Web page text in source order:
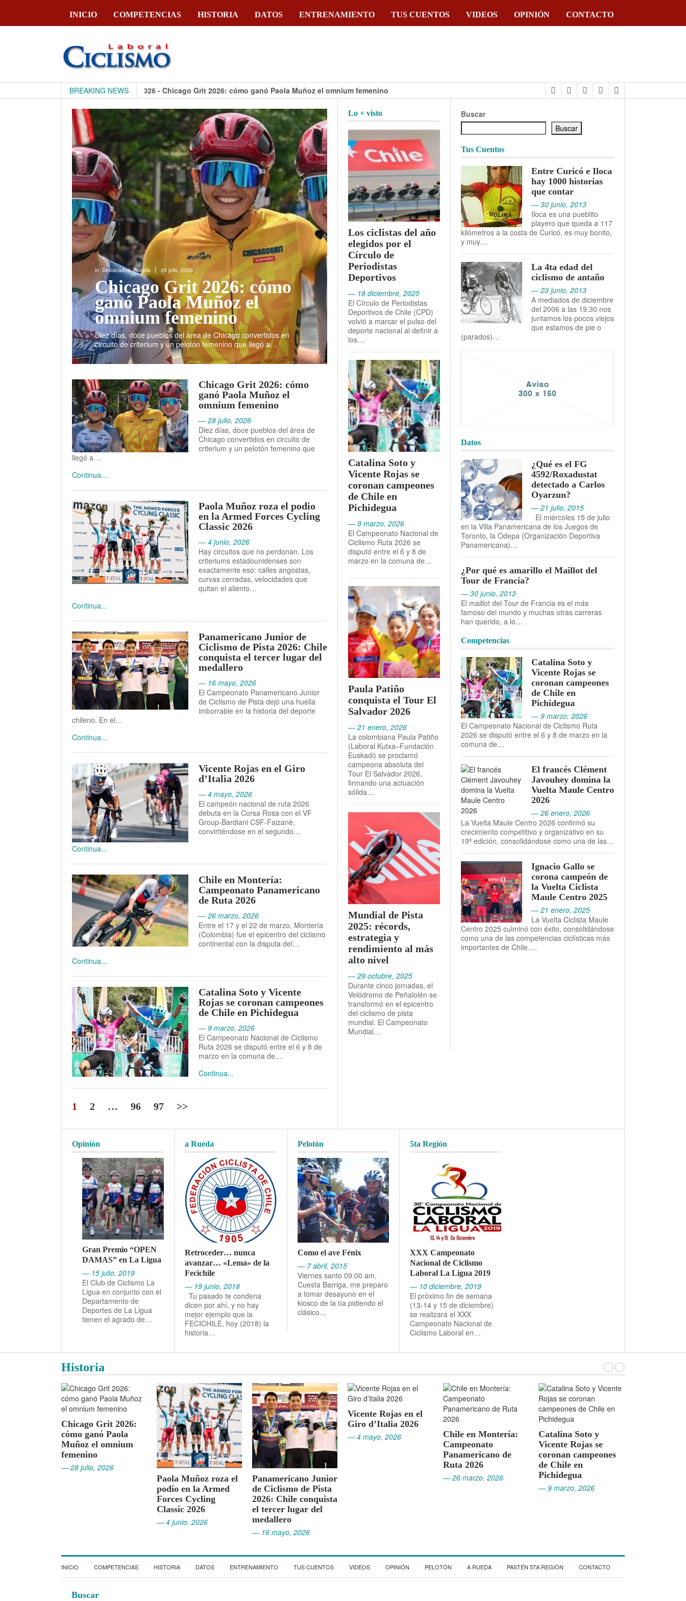
INICIO COMPETENCIAS HISTORIA DATOS ENTRENAMIENTO TUS CUENTOS VIDEOS OPINIÓN CONTACTO
CiclismoLaboral
BREAKING NEWS
28 julio, 2026 - Chicago Grit 2026: cómo ganó Paola Muñoz el omnium femenino 4 junio, 2026 -
in: Destacados,Historia | 28 julio, 2026
Chicago Grit 2026: cómo
ganó Paola Muñoz el
omnium femenino
Diez días, doce pueblos del área de Chicago convertidos en
circuito de criterium y un pelotón femenino que llegó a…
Chicago Grit 2026: cómo
ganó Paola Muñoz el
omnium femenino
— 28 julio, 2026
Diez días, doce pueblos del área de
Chicago convertidos en circuito de
criterium y un pelotón femenino que
llegó a…
Continua...
Paola Muñoz roza el podio
en la Armed Forces Cycling
Classic 2026
— 4 junio, 2026
Hay circuitos que no perdonan. Los
criteriums estadounidenses son
exactamente eso: calles angostas,
curvas cerradas, velocidades que
quitan el aliento…
Continua...
Panamericano Junior de
Ciclismo de Pista 2026: Chile
conquista el tercer lugar del
medallero
— 16 mayo, 2026
El Campeonato Panamericano Junior
de Ciclismo de Pista dejó una huella
imborrable en la historia del deporte
chileno. En el…
Continua...
Vicente Rojas en el Giro
d’Italia 2026
— 4 mayo, 2026
El campeón nacional de ruta 2026
debuta en la Corsa Rosa con el VF
Group-Bardiani CSF-Faizanè,
convirtiéndose en el segundo…
Continua...
Chile en Montería:
Campeonato Panamericano
de Ruta 2026
— 26 marzo, 2026
Entre el 17 y el 22 de marzo, Montería
(Colombia) fue el epicentro del ciclismo
continental con la disputa del…
Continua...
Catalina Soto y Vicente
Rojas se coronan campeones
de Chile en Pichidegua
— 9 marzo, 2026
El Campeonato Nacional de Ciclismo
Ruta 2026 se disputó entre el 6 y 8 de
marzo en la comuna de…
Continua...
1 2 … 96 97 >>
Lo + visto
Los ciclistas del año
elegidos por el
Círculo de
Periodistas
Deportivos
— 18 diciembre, 2025
El Círculo de Periodistas
Deportivos de Chile (CPD)
volvió a marcar el pulso del
deporte nacional al definir a
los…
Catalina Soto y
Vicente Rojas se
coronan campeones
de Chile en
Pichidegua
— 9 marzo, 2026
El Campeonato Nacional de
Ciclismo Ruta 2026 se
disputó entre el 6 y 8 de
marzo en la comuna de…
Paula Patiño
conquista el Tour El
Salvador 2026
— 21 enero, 2026
La colombiana Paula Patiño
(Laboral Kutxa–Fundación
Euskadi) se proclamó
campeona absoluta del
Tour El Salvador 2026,
firmando una actuación
sólida…
Mundial de Pista
2025: récords,
estrategia y
rendimiento al más
alto nivel
— 29 octubre, 2025
Durante cinco jornadas, el
Velódromo de Peñalolén se
transformó en el epicentro
del ciclismo de pista
mundial. El Campeonato
Mundial…
Buscar
Buscar
Tus Cuentos
Entre Curicó e Iloca
hay 1000 historias
que contar
— 30 junio, 2013
Iloca es una pueblito
playero que queda a 117
kilómetros a la costa de Curicó, es muy bonito,
y muy…
La 4ta edad del
ciclismo de antaño
— 23 junio, 2013
A mediados de diciembre
del 2006 a las 19.30 nos
juntamos los pocos viejos
que estamos de pie o
(parados)…
Datos
¿Qué es el FG
4592/Roxadustat
detectado a Carlos
Oyarzun?
— 21 julio, 2015
El miércoles 15 de julio
en la Villa Panamericana de los Juegos de
Toronto, la Odepa (Organización Deportiva
Panamericana)…
¿Por qué es amarillo el Maillot del
Tour de Francia?
— 30 junio, 2013
El maillot del Tour de Francia es el más
famoso del mundo y muchas otras carreras
han querido, a lo…
Competencias
Catalina Soto y
Vicente Rojas se
coronan campeones
de Chile en
Pichidegua
— 9 marzo, 2026
El Campeonato Nacional de Ciclismo Ruta
2026 se disputó entre el 6 y 8 de marzo en la
comuna de…
El francés Clément
Javouhey domina la
Vuelta Maule Centro
2026
— 26 enero, 2026
La Vuelta Maule Centro 2026 confirmó su
crecimiento competitivo y organizativo en su
19ª edición, consolidándose como una de las…
Ignacio Gallo se
corona campeón de
la Vuelta Ciclista
Maule Centro 2025
— 21 enero, 2025
La Vuelta Ciclista Maule
Centro 2025 culminó con éxito, consolidándose
como una de las competencias ciclísticas más
importantes de Chile….
Opinión
Gran Premio “OPEN
DAMAS” en La Ligua
— 15 julio, 2019
El Club de Ciclismo La
Ligua en conjunto con el
Departamento de
Deportes de La Ligua
tienen el agrado de…
a Rueda
Retroceder… nunca
avanzar… «Lema» de la
Fecichile
— 19 junio, 2018
Tu pasado te condena
dicen por ahí, y no hay
mejor ejemplo que la
FECICHILE, hoy (2018) la
historia…
Pelotón
Como el ave Fénix
— 7 abril, 2015
Viernes santo 09:00 am,
Cuesta Barriga, me preparo
a tomar desayuno en el
kiosco de la tía pidiendo el
clásico…
5ta Región
XXX Campeonato
Nacional de Ciclismo
Laboral La Ligua 2019
— 10 diciembre, 2019
El próximo fin de semana
(13-14 y 15 de diciembre)
se realizará el XXX
Campeonato Nacional de
Ciclismo Laboral en…
Historia
Panamericano Junior
de Ciclismo de Pista
2026: Chile conquista
el tercer lugar del
medallero
Vicente Rojas en el
Giro d’Italia 2026
— 4 mayo, 2026
Chile en Montería:
Campeonato
Catalina Soto y
Vicente Rojas se
coronan campeones
de Chile en
Pichidegua
Cristóbal Baeza hace
historia y conquista
la Vuelta a San Juan
2026
— 2 febrero, 2026
INICIO COMPETENCIAS HISTORIA DATOS ENTRENAMIENTO TUS CUENTOS VIDEOS OPINIÓN PELOTÓN A RUEDA PASTÉN 5TA REGIÓN CONTACTO
Buscar